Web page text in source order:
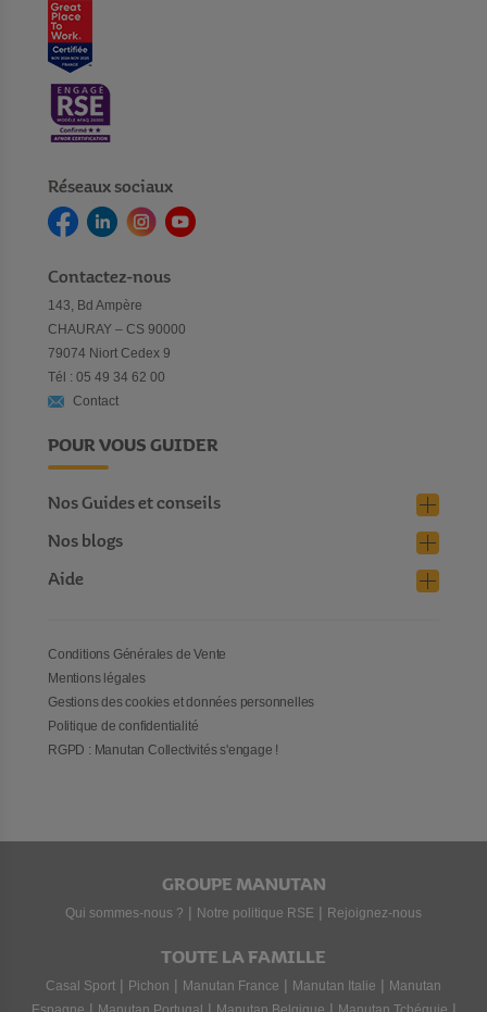
Réseaux sociaux
Contactez-nous
143, Bd Ampère
CHAURAY – CS 90000
79074 Niort Cedex 9
Tél : 05 49 34 62 00
Contact
POUR VOUS GUIDER
Nos Guides et conseils
Nos blogs
Aide
Conditions Générales de Vente
Mentions légales
Gestions des cookies et données personnelles
Politique de confidentialité
RGPD : Manutan Collectivités s'engage !
GROUPE MANUTAN
Qui sommes-nous ? | Notre politique RSE | Rejoignez-nous
TOUTE LA FAMILLE
Casal Sport | Pichon | Manutan France | Manutan Italie | Manutan